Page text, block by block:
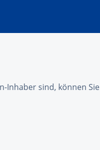
Inhaber sind, können